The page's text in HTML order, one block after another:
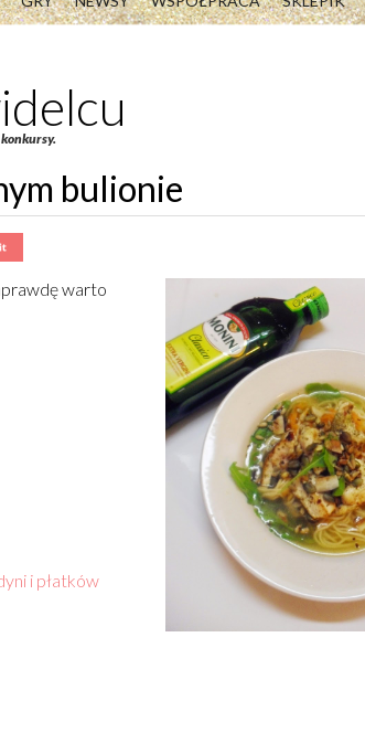
bulionie
warto
i płatków